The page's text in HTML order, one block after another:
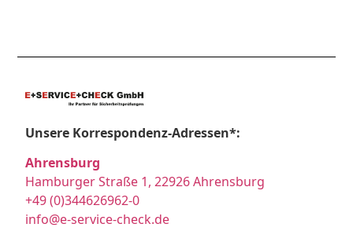
Unsere Korrespondenz-Adressen*:
Ahrensburg
Hamburger Straße 1, 22926 Ahrensburg
+49 (0)344626962-0
info@e-service-check.de